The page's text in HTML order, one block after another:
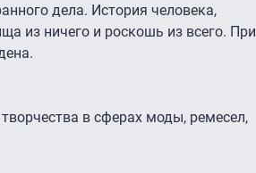
дела. История человека,
из ничего и роскошь из всего. При
в сферах моды, ремесел,